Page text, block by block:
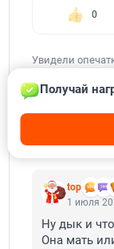
0
Увидели
top
Получай
1 июля
Ну дык и
Она мать